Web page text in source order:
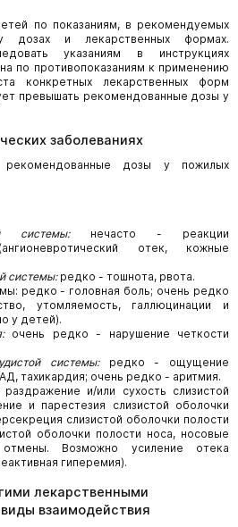
по показаниям, в рекомендуемых
дозах и лекарственных формах.
указаниям в инструкциях
по противопоказаниям к применению
конкретных лекарственных форм
превышать рекомендованные дозы у
заболеваниях
дозы у пожилых
системы:нечасто - реакции
(ангионевротический отек, кожные
системы:редко - тошнота, рвота.
редко - головная боль; очень редко
утомляемость, галлюцинации и
у детей).
очень редко - нарушение четкости
системы:редко - ощущение
тахикардия; очень редко - аритмия.
и/или сухость слизистой
и парестезия слизистой оболочки
слизистой оболочки полости
оболочки полости носа, носовые
Возможно усиление отека
гиперемия).
лекарственными
взаимодействия